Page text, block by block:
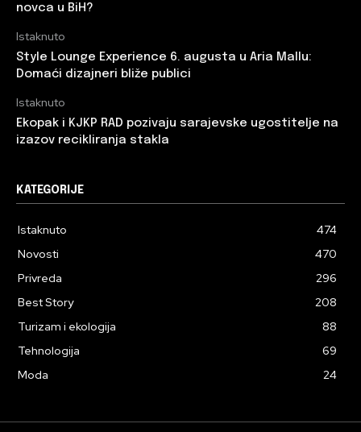
novca u BiH?
Istaknuto
Style Lounge Experience 6. augusta u Aria Mallu:
Domaći dizajneri bliže publici
Istaknuto
Ekopak i KJKP RAD pozivaju sarajevske ugostitelje na
izazov recikliranja stakla
KATEGORIJE
Istaknuto
474
Novosti
470
Privreda
296
Best Story
208
Turizam i ekologija
88
Tehnologija
69
Moda
24